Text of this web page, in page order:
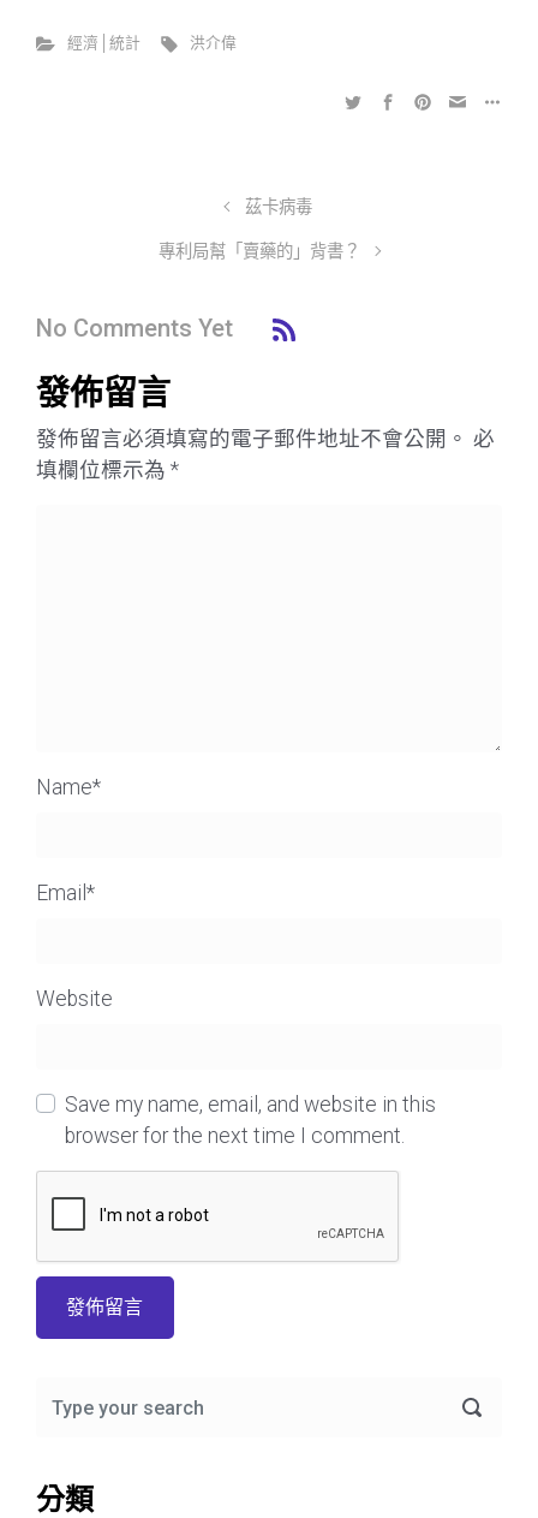
經濟│統計 洪介偉
茲卡病毒
專利局幫「賣藥的」背書？
No Comments Yet
發佈留言
發佈留言必須填寫的電子郵件地址不會公開。 必
填欄位標示為 *
Name*
Email *
Website
Save my name, email, and website in this
browser for the next time I comment.
分類